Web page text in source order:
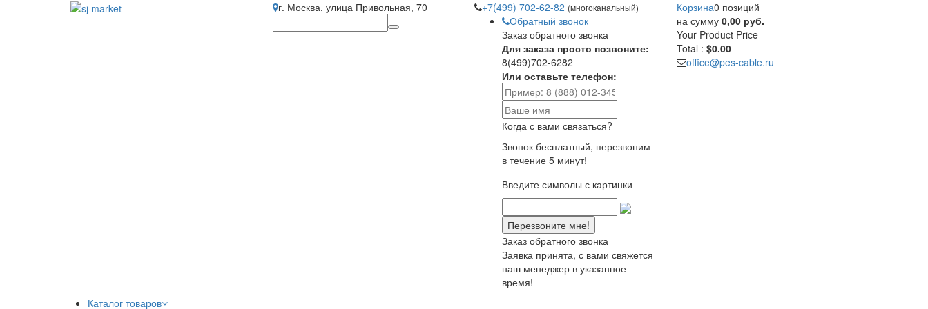
г. Москва, улица Привольная, 70 +7(499) 702-62-82 (многоканальный)
Обратный звонок
Заказ обратного звонка
Для заказа просто позвоните:
8(499)702-6282
Или оставьте телефон:
Когда с вами связаться?
Звонок бесплатный, перезвоним
в течение 5 минут!
Введите символы с картинки
Заказ обратного звонка
Заявка принята, с вами свяжется
наш менеджер в указанное
время!
Корзина0 позиций
на сумму 0,00 руб.
Your Product Price
Total : $0.00
office@pes-cable.ru
Каталог товаров